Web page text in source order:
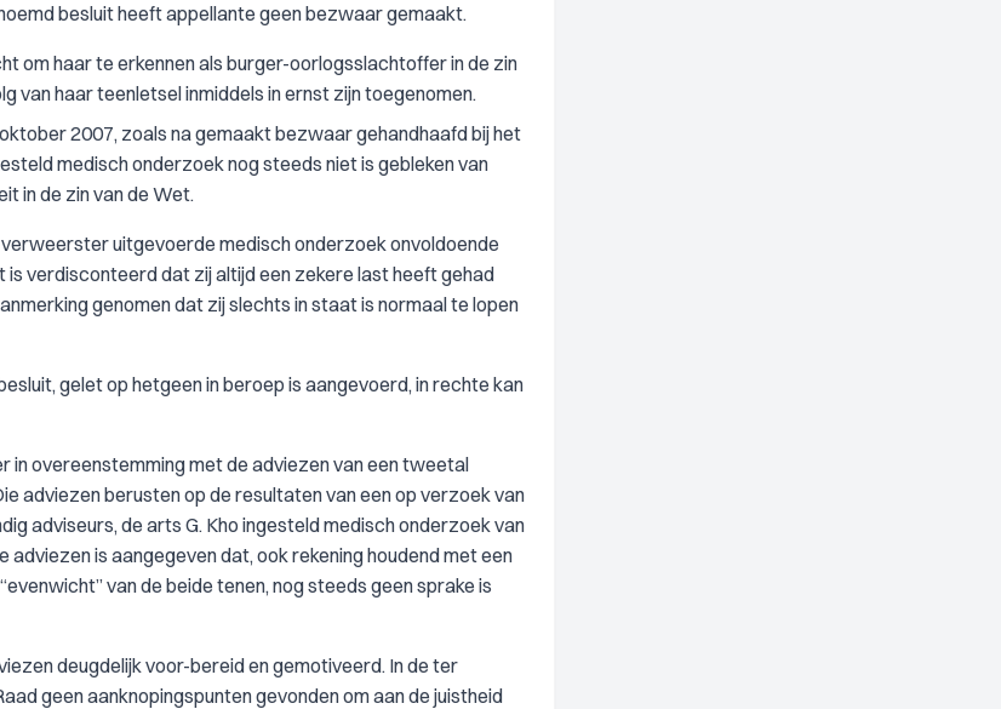
besluit heeft appellante geen bezwaar gemaakt.
om haar te erkennen als burger-oorlogsslachtoffer in de zin
van haar teenletsel inmiddels in ernst zijn toegenomen.
2007, zoals na gemaakt bezwaar gehandhaafd bij het
medisch onderzoek nog steeds niet is gebleken van
in de zin van de Wet.
uitgevoerde medisch onderzoek onvoldoende
verdisconteerd dat zij altijd een zekere last heeft gehad
genomen dat zij slechts in staat is normaal te lopen
gelet op hetgeen in beroep is aangevoerd, in rechte kan
in overeenstemming met de adviezen van een tweetal
adviezen berusten op de resultaten van een op verzoek van
adviseurs, de arts G. Kho ingesteld medisch onderzoek van
is aangegeven dat, ook rekening houdend met een
van de beide tenen, nog steeds geen sprake is
deugdelijk voor-bereid en gemotiveerd. In de ter
geen aanknopingspunten gevonden om aan de juistheid